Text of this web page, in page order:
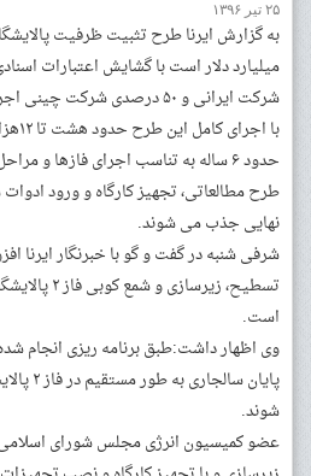
۲۵ تیر ۱۳۹۶
به گزارش ایرنا طرح تثبیت ظرفیت پالایشگاه
شرکت ایرانی و ۵۰ درصدی شرکت چینی اجرایی می شود.
با
حدود ۶ ساله به تناسب اجرای فازها و
طرح مطالعاتی، تجهیز کارگاه و ورود
نهایی جذب می شوند.
شرفی شنبه در گفت و گو با خبرنگار ایرنا
تسطیح،
است.
پایان
شوند.
عضو کمیسیون انرژی مجلس شورای